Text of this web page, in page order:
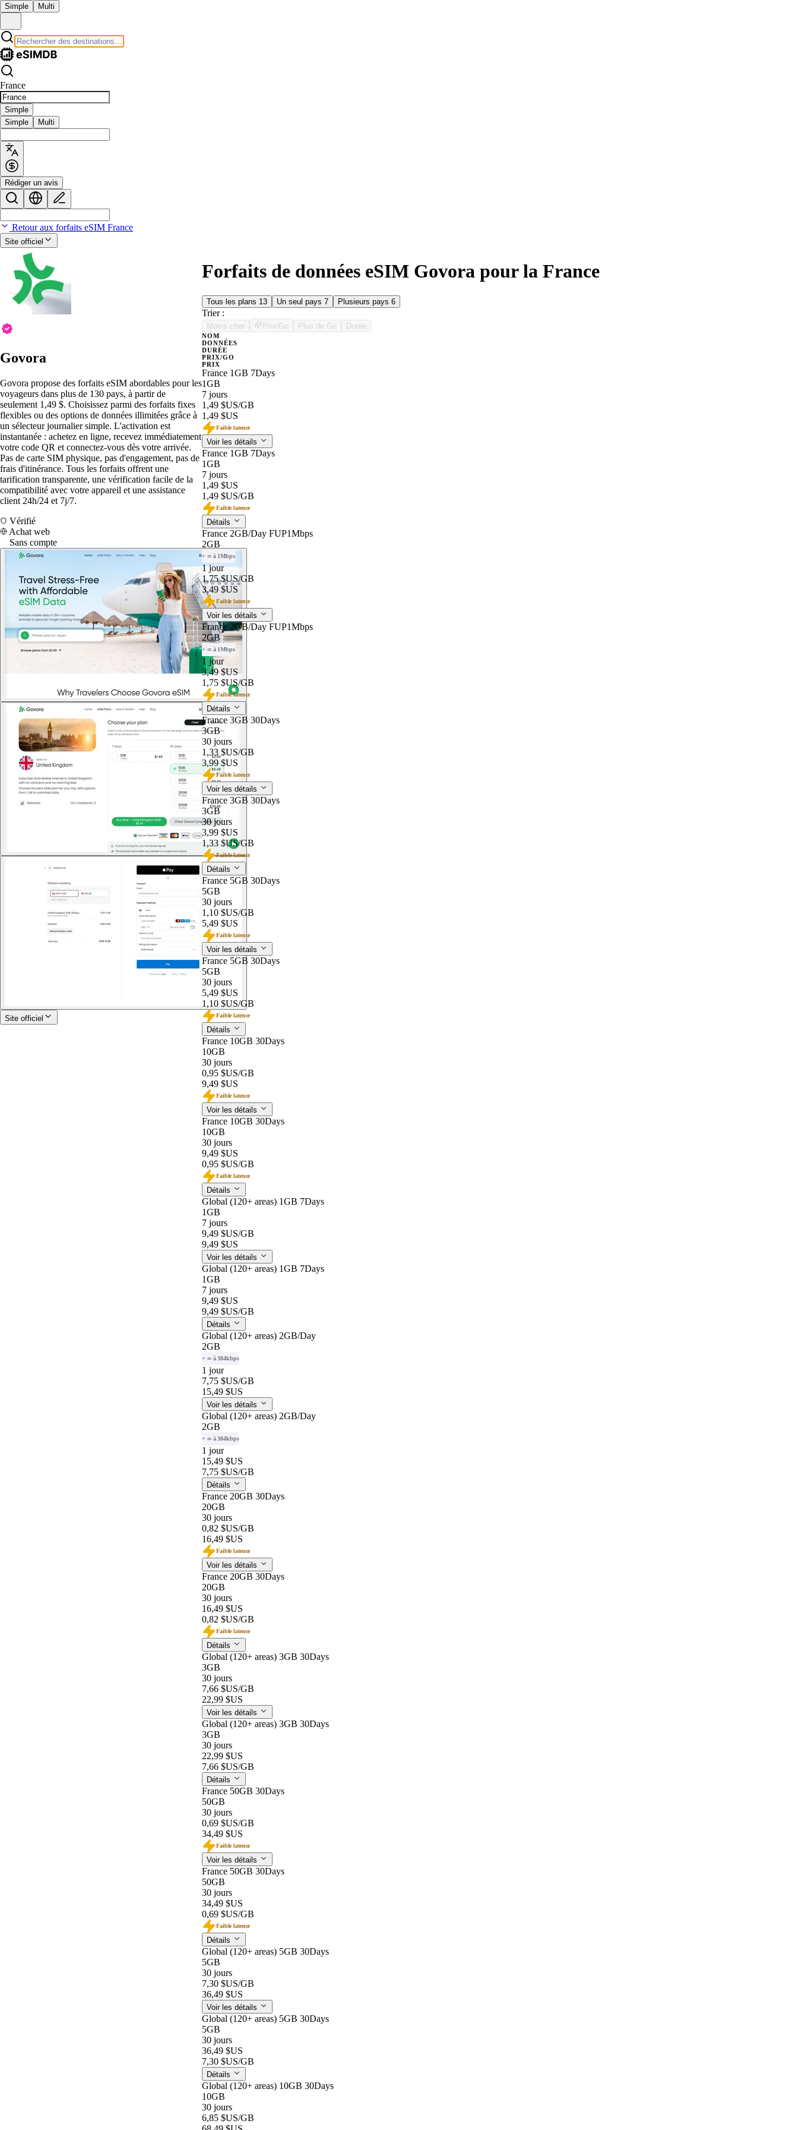
Simple Multi
France
Simple
Simple
Multi
Rédiger un avis
Retour aux forfaits eSIM France
Site officiel
Govora
Govora propose des forfaits eSIM abordables pour les
voyageurs dans plus de 130 pays, à partir de
seulement 1,49 $. Choisissez parmi des forfaits fixes
flexibles ou des options de données illimitées grâce à
un sélecteur journalier simple. L'activation est
instantanée : achetez en ligne, recevez immédiatement
votre code QR et connectez-vous dès votre arrivée.
Pas de carte SIM physique, pas d'engagement, pas de
frais d'itinérance. Tous les forfaits offrent une
tarification transparente, une vérification facile de la
compatibilité avec votre appareil et une assistance
client 24h/24 et 7j/7.
Vérifié
Achat web
Sans compte
Site officiel
Forfaits de données eSIM Govora pour la France
Tous les plans 13 Un seul pays 7 Plusieurs pays 6
Trier :
Moins cher Prix/Go Plus de Go Durée
NOM
DONNÉES
DURÉE
PRIX/GO
PRIX
France 1GB 7Days
1GB
7 jours
1,49 $US/GB
1,49 $US
Faible latence
Voir les détails
France 1GB 7Days
1GB
7 jours
1,49 $US
1,49 $US/GB
Faible latence
Détails
France 2GB/Day FUP1Mbps
2GB
+ ∞ à 1Mbps
1 jour
1,75 $US/GB
3,49 $US
Faible latence
Voir les détails
France 2GB/Day FUP1Mbps
2GB
+ ∞ à 1Mbps
1 jour
3,49 $US
1,75 $US/GB
Faible latence
Détails
France 3GB 30Days
3GB
30 jours
1,33 $US/GB
3,99 $US
Faible latence
Voir les détails
France 3GB 30Days
3GB
30 jours
3,99 $US
1,33 $US/GB
Faible latence
Détails
France 5GB 30Days
5GB
30 jours
1,10 $US/GB
5,49 $US
Faible latence
Voir les détails
France 5GB 30Days
5GB
30 jours
5,49 $US
1,10 $US/GB
Faible latence
Détails
France 10GB 30Days
10GB
30 jours
0,95 $US/GB
9,49 $US
Faible latence
Voir les détails
France 10GB 30Days
10GB
30 jours
9,49 $US
0,95 $US/GB
Faible latence
Détails
Global (120+ areas) 1GB 7Days
1GB
7 jours
9,49 $US/GB
9,49 $US
Voir les détails
Global (120+ areas) 1GB 7Days
1GB
7 jours
9,49 $US
9,49 $US/GB
Détails
Global (120+ areas) 2GB/Day
2GB
+ ∞ à 384kbps
1 jour
7,75 $US/GB
15,49 $US
Voir les détails
Global (120+ areas) 2GB/Day
2GB
+ ∞ à 384kbps
1 jour
15,49 $US
7,75 $US/GB
Détails
France 20GB 30Days
20GB
30 jours
0,82 $US/GB
16,49 $US
Faible latence
Voir les détails
France 20GB 30Days
20GB
30 jours
16,49 $US
0,82 $US/GB
Faible latence
Détails
Global (120+ areas) 3GB 30Days
3GB
30 jours
7,66 $US/GB
22,99 $US
Voir les détails
Global (120+ areas) 3GB 30Days
3GB
30 jours
22,99 $US
7,66 $US/GB
Détails
France 50GB 30Days
50GB
30 jours
0,69 $US/GB
34,49 $US
Faible latence
Voir les détails
France 50GB 30Days
50GB
30 jours
34,49 $US
0,69 $US/GB
Faible latence
Détails
Global (120+ areas) 5GB 30Days
5GB
30 jours
7,30 $US/GB
36,49 $US
Voir les détails
Global (120+ areas) 5GB 30Days
5GB
30 jours
36,49 $US
7,30 $US/GB
Détails
Global (120+ areas) 10GB 30Days
10GB
30 jours
6,85 $US/GB